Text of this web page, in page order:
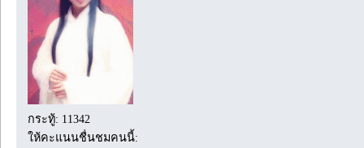
กระทู้: 11342
ให้คะแนนชื่นชมคนนี้: